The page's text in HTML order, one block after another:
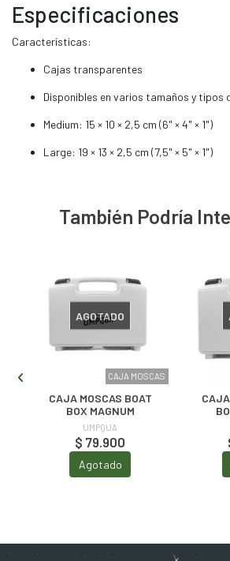
Especificaciones
Características:
Cajas transparentes
Disponibles en varios tamaños y tipos
Medium: 15 × 10 × 2,5 cm (6" × 4" × 1")
Large: 19 × 13 × 2,5 cm (7,5" × 5" × 1")
También Podría
CAJA MOSCAS
AGOTADO
CAJA MOSCAS BOAT
BOX MAGNUM
UMPQUA
$ 79.900
Agotado